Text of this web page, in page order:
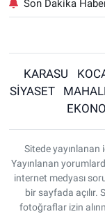
Son Dakika
KARASU
SİYASET
Sitede
Yayınlanan
internet medyası
bir sayfada açılır.
fotoğraflar izin